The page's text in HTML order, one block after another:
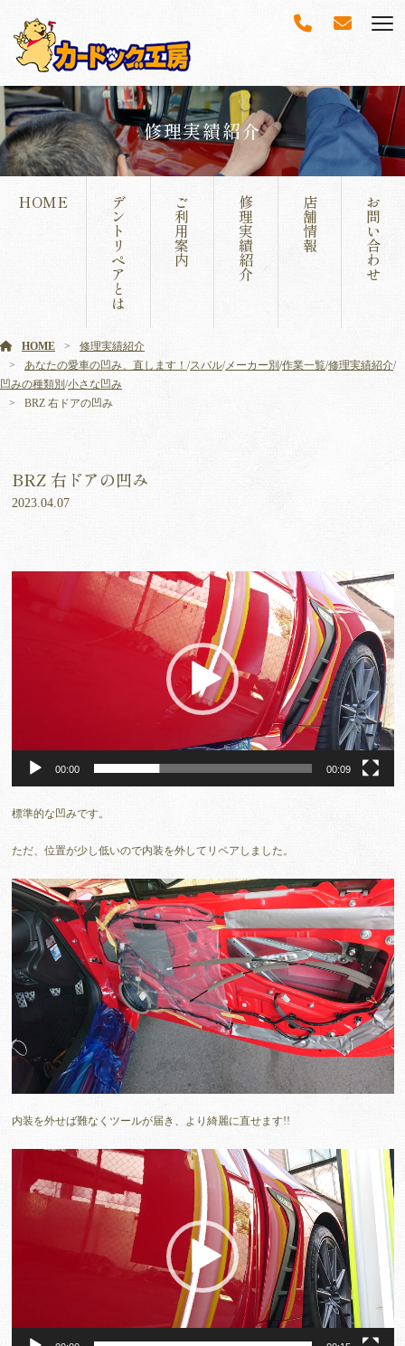
修理実績紹介
HOME デ
ン
ト
リ
ペ
ア
と
は
ご
利
用
案
内
修
理
実
績
紹
介
店
舗
情
報
お
問
い
合
わ
せ
HOME
修理実績紹介
あなたの愛車の凹み、直します！ /スバル/メーカー別 /作業一覧/修理実績紹介/
凹みの種類別 /小さな凹み
BRZ 右ドアの凹み
BRZ 右ドアの凹み
2023.04.07
00:00 00:09
標準的な凹みです。
ただ、位置が少し低いので内装を外してリペアしました。
内装を外せば難なくツールが届き、より綺麗に直せます!!